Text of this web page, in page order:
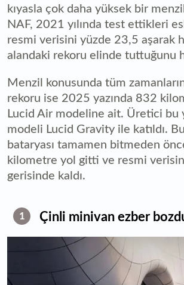
kıyasla çok daha yüksek bir
NAF, 2021 yılında test ettikleri
resmi verisini yüzde 23,5 aşarak
alandaki rekoru elinde tuttuğunu
Menzil konusunda tüm
rekoru ise 2025 yazında 832
Lucid Air modeline ait. Üretici bu
modeli Lucid Gravity ile katıldı.
bataryası tamamen bitmeden
kilometre yol gitti ve resmi
gerisinde kaldı.
1 Çinli minivan ezber